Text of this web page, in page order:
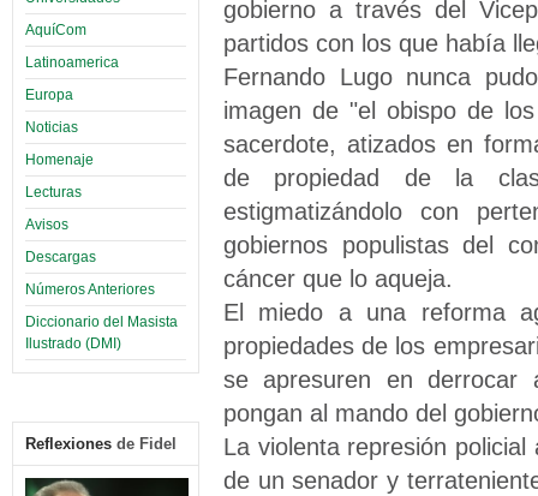
AquíCom
Latinoamerica
Europa
Noticias
Homenaje
Lecturas
Avisos
Descargas
Números Anteriores
Diccionario del Masista
Ilustrado (DMI)
Reflexiones de Fidel
gobierno a través del
partidos con los que había
Fernando Lugo nunca
imagen de "el obispo de
sacerdote, atizados en
de propiedad de la
estigmatizándolo con
gobiernos populistas del
cáncer que lo aqueja.
El miedo a una reforma
propiedades de los
se apresuren en derrocar
pongan al mando del
La violenta represión
de un senador y